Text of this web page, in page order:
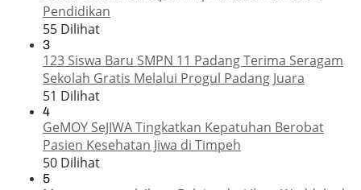
Pendidikan
55 Dilihat
3
123 Siswa Baru SMPN 11 Padang Terima Seragam
Sekolah Gratis Melalui Progul Padang Juara
51 Dilihat
4
GeMOY SeJIWA Tingkatkan Kepatuhan Berobat
Pasien Kesehatan Jiwa di Timpeh
50 Dilihat
5